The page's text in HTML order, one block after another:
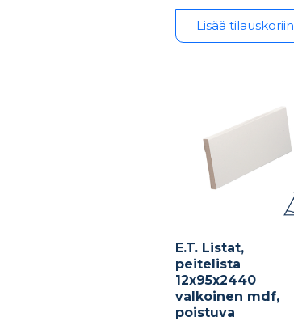
Lisää tilauskoriin
E.T. Listat,
peitelista
12x95x2440
valkoinen mdf,
poistuva